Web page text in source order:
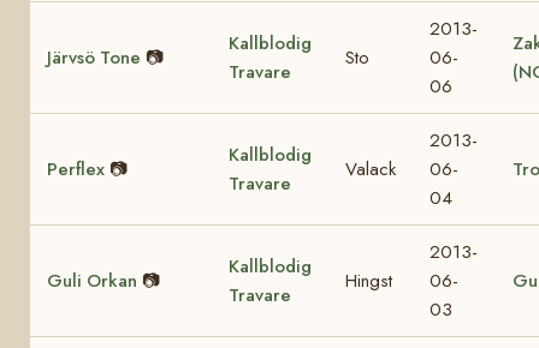
Järvsö Tone 📷
Kallblodig
Travare
Sto
2013-
06-
06
Perflex 📷
Kallblodig
Travare
Valack
2013-
06-
04
Guli Orkan 📷
Kallblodig
Travare
Hingst
2013-
06-
03